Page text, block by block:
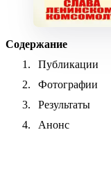
Содержание
Публикации
Фотографии
Результаты
Анонс